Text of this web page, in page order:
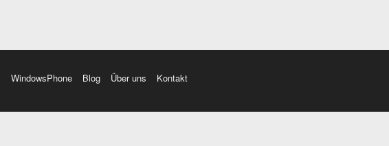
WindowsPhone Blog Über uns Kontakt